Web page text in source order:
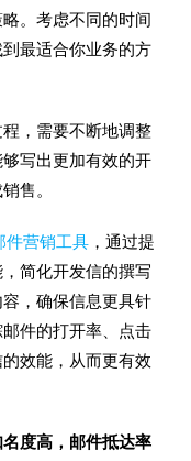
。考虑不同的时间
最适合你业务的方
，需要不断地调整
写出更加有效的开
售。
件营销工具 ，通过提
简化开发信的撰写
，确保信息更具针
件的打开率、点击
效能，从而更有效
度高，邮件抵达率